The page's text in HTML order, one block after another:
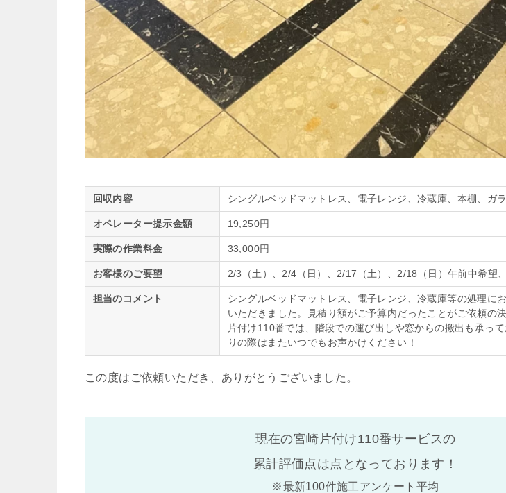
回収内容 シングルベッドマットレス、電子レンジ、冷蔵庫、本棚、ガ
オペレーター提示金額 19,250円
実際の作業料金 33,000円
お客様のご要望 2/3（土）、2/4（日）、2/17（土）、2/18（日）午前中希望
担当のコメント
シングルベッドマットレス、電子レンジ、冷蔵庫等の処理に
いただきました。見積り額がご予算内だったことがご依頼の
片付け110番では、階段での運び出しや窓からの搬出も承っ
りの際はまたいつでもお声かけください！
この度はご依頼いただき、ありがとうございました。
現在の宮崎片付け110番サービスの
累計評価点は点となっております！
※最新100件施工アンケート平均